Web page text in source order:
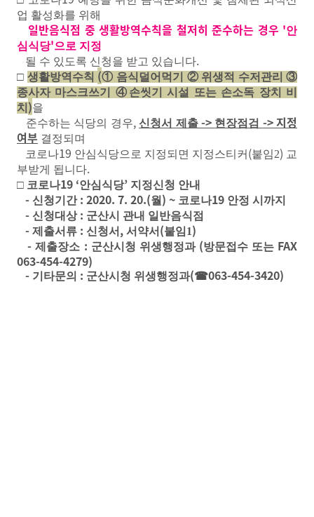
업 활성화를 위해
일반음식점 중 생활방역수칙을 철저히 준수하는 경우 '안
심식당'으로 지정
될 수 있도록 신청을 받고 있습니다.
□ 생활방역수칙 (① 음식덜어먹기 ② 위생적 수저관리③
종사자 마스크쓰기 ④ 손씻기 시설 또는 손소독 장치 비
치 )을
준수하는 식당의 경우,신청서 제출 -> 현장점검 ->지정
여부 결정되며
코로나19 안심식당으로 지정되면 지정스티커 (붙임2) 교
부받게 됩니다.
□ 코로나19 ‘안심식당’ 지정신청 안내
- 신청기간 : 2020. 7. 20.(월 ) ~ 코로나19 안정 시까지
- 신청대상 : 군산시 관내 일반음식점
- 제출서류 : 신청서 , 서약서 (붙임1)
-제출장소 : 군산시청 위생행정과 (방문접수 또는 FAX
063-454-4279)
- 기타문의 : 군산시청 위생행정과(☎063-454-3420)